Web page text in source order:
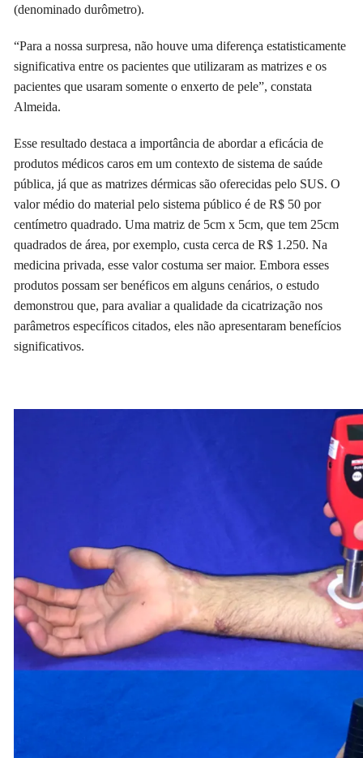
(denominado durômetro).
“Para a nossa surpresa, não houve uma diferença estatisticamente
significativa entre os pacientes que utilizaram as matrizes e os
pacientes que usaram somente o enxerto de pele”, constata
Almeida.
Esse resultado destaca a importância de abordar a eficácia de
produtos médicos caros em um contexto de sistema de saúde
pública, já que as matrizes dérmicas são oferecidas pelo SUS. O
valor médio do material pelo sistema público é de R$ 50 por
centímetro quadrado. Uma matriz de 5cm x 5cm, que tem 25cm
quadrados de área, por exemplo, custa cerca de R$ 1.250. Na
medicina privada, esse valor costuma ser maior. Embora esses
produtos possam ser benéficos em alguns cenários, o estudo
demonstrou que, para avaliar a qualidade da cicatrização nos
parâmetros específicos citados, eles não apresentaram benefícios
significativos.